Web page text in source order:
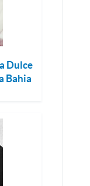
Dulce
Bahia